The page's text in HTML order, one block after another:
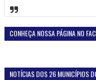
CONHEÇA NOSSA PÁGINA NO
NOTÍCIAS DOS 26 MUNICÍPIOS